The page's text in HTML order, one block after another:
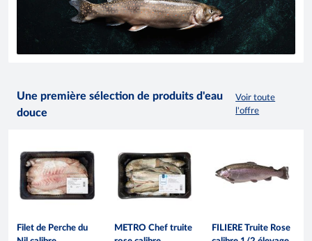
Une première sélection de produits d'eau
douce
Voir toute
l'offre
Filet de Perche du
METRO Chef truite
FILIERE Truite Rose